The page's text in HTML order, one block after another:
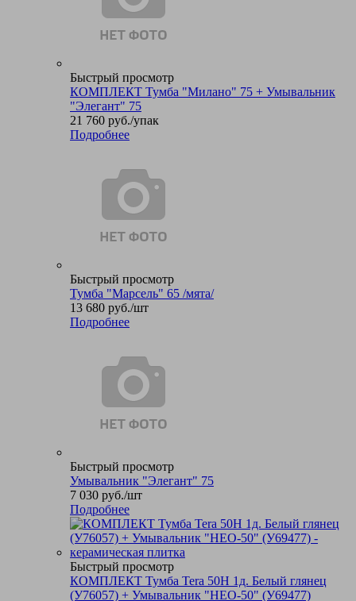
Быстрый просмотр
КОМПЛЕКТ Тумба "Милано" 75 + Умывальник
"Элегант" 75
21 760 руб./упак
Подробнее
Быстрый просмотр
Тумба "Марсель" 65 /мята/
13 680 руб./шт
Подробнее
Быстрый просмотр
Умывальник "Элегант" 75
7 030 руб./шт
Подробнее
Быстрый просмотр
КОМПЛЕКТ Тумба Tera 50Н 1д. Белый глянец
(У76057) + Умывальник "НЕО-50" (У69477)